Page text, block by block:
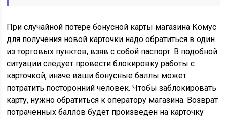
При случайной потере бонусной карты магазина Комус
для получения новой карточки надо обратиться в один
из торговых пунктов, взяв с собой паспорт. В подобной
ситуации следует провести блокировку работы с
карточкой, иначе ваши бонусные баллы может
потратить посторонний человек. Чтобы заблокировать
карту, нужно обратиться к оператору магазина. Возврат
потраченных баллов будет произведен на карточку